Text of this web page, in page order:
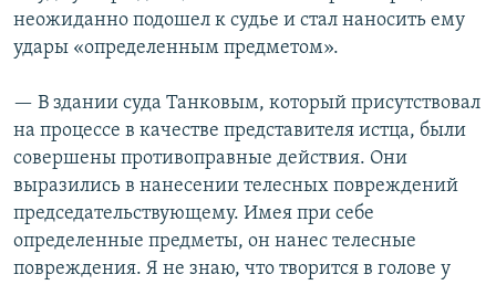
неожиданно подошел к судье и стал наносить ему
удары «определенным предметом».
— В здании суда Танковым, который присутствовал
на процессе в качестве представителя истца, были
совершены противоправные действия. Они
выразились в нанесении телесных повреждений
председательствующему. Имея при себе
определенные предметы, он нанес телесные
повреждения. Я не знаю, что творится в голове у